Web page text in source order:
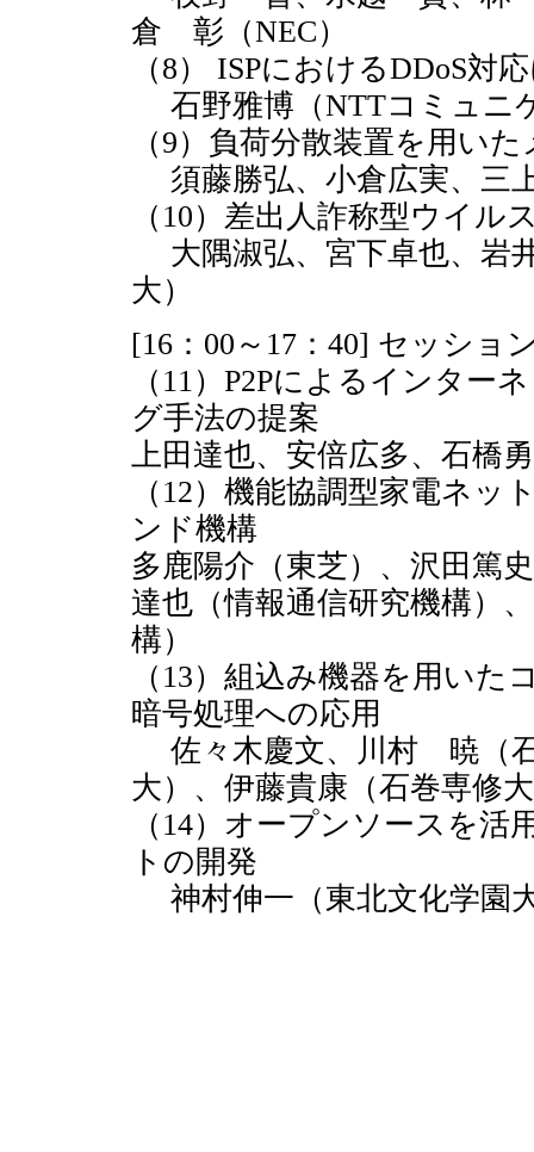
倉 彰（NEC）
（8） ISPにおけるDDoS対
石野雅博（NTTコミュニ
（9）負荷分散装置を用い
須藤勝弘、小倉広実、三
（10）差出人詐称型ウイル
大隅淑弘、宮下卓也、岩
大）
[16：00～17：40] セッショ
（11）P2Pによるインター
グ手法の提案
上田達也、安倍広多、石橋
（12）機能協調型家電ネ
ンド機構
多鹿陽介（東芝）、沢田篤
達也（情報通信研究機構）
構）
（13）組込み機器を用い
暗号処理への応用
佐々木慶文、川村 暁（石
大）、伊藤貴康（石巻専修
（14）オープンソースを
トの開発
神村伸一（東北文化学園